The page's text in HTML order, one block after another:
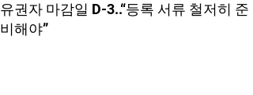
유권자 마감일 D-3..“등록 서류 철저히 준
비해야”